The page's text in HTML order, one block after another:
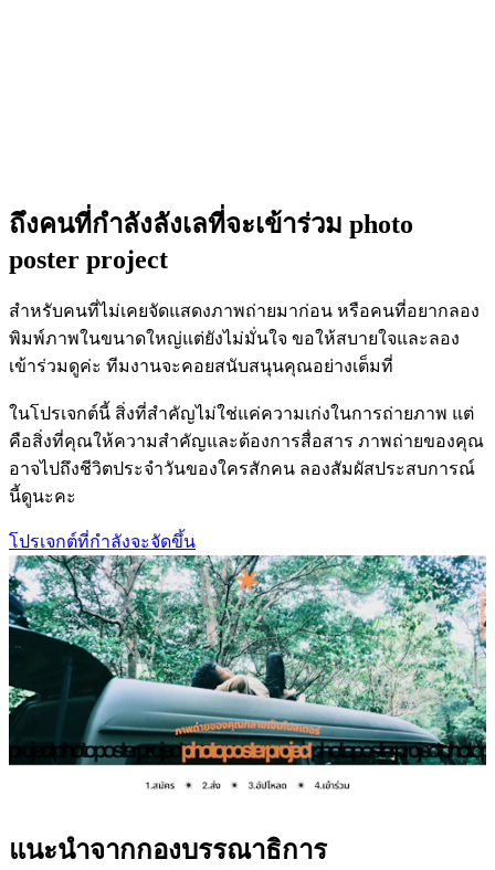
ถึงคนที่กำลังลังเลที่จะเข้าร่วม photo
poster project
สำหรับคนที่ไม่เคยจัดแสดงภาพถ่ายมาก่อน หรือคนที่อยากลอง
พิมพ์ภาพในขนาดใหญ่แต่ยังไม่มั่นใจ ขอให้สบายใจและลอง
เข้าร่วมดูค่ะ ทีมงานจะคอยสนับสนุนคุณอย่างเต็มที่
ในโปรเจกต์นี้ สิ่งที่สำคัญไม่ใช่แค่ความเก่งในการถ่ายภาพ แต่
คือสิ่งที่คุณให้ความสำคัญและต้องการสื่อสาร ภาพถ่ายของคุณ
อาจไปถึงชีวิตประจำวันของใครสักคน ลองสัมผัสประสบการณ์
นี้ดูนะคะ
โปรเจกต์ที่กำลังจะจัดขึ้น
แนะนำจากกองบรรณาธิการ